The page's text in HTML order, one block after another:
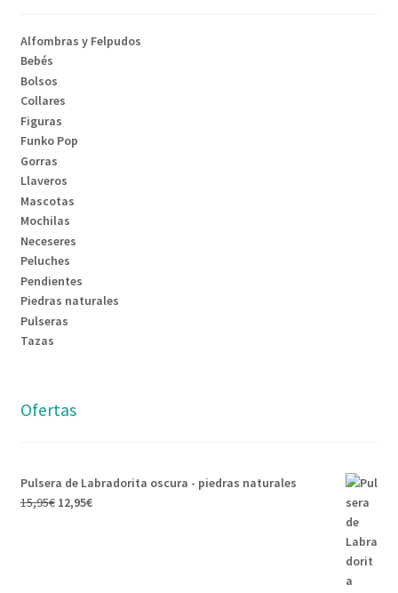
Alfombras y Felpudos
Bebés
Bolsos
Collares
Figuras
Funko Pop
Gorras
Llaveros
Mascotas
Mochilas
Neceseres
Peluches
Pendientes
Piedras naturales
Pulseras
Tazas
Ofertas
Pulsera de Labradorita oscura - piedras naturales
15,95€ 12,95€